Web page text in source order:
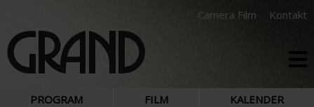
Camera Film Kontakt
PROGRAM FILM KALENDER